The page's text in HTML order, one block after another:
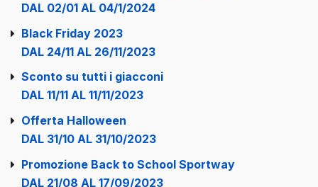
DAL 02/01 AL 04/1/2024
Black Friday 2023
DAL 24/11 AL 26/11/2023
Sconto su tutti i giacconi
DAL 11/11 AL 11/11/2023
Offerta Halloween
DAL 31/10 AL 31/10/2023
Promozione Back to School Sportway
DAL 21/08 AL 17/09/2023